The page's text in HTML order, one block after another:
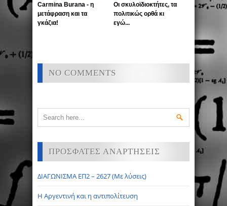
Carmina Burana - η
μετάφραση και τα
γκάζια!
Οι σκυλοϊδιοκτήτες, τα
πολιτικώς ορθά κι
εγώ...
NO COMMENTS
ΠΡΟΣΦΑΤΕΣ ΑΝΑΡΤΗΣΕΙΣ
ΔΙΑΓΩΝΙΣΜΑ ΕΠ2 – 2627 (Με λύσεις)
Η Αργεντινή και η αντιπολίτευση